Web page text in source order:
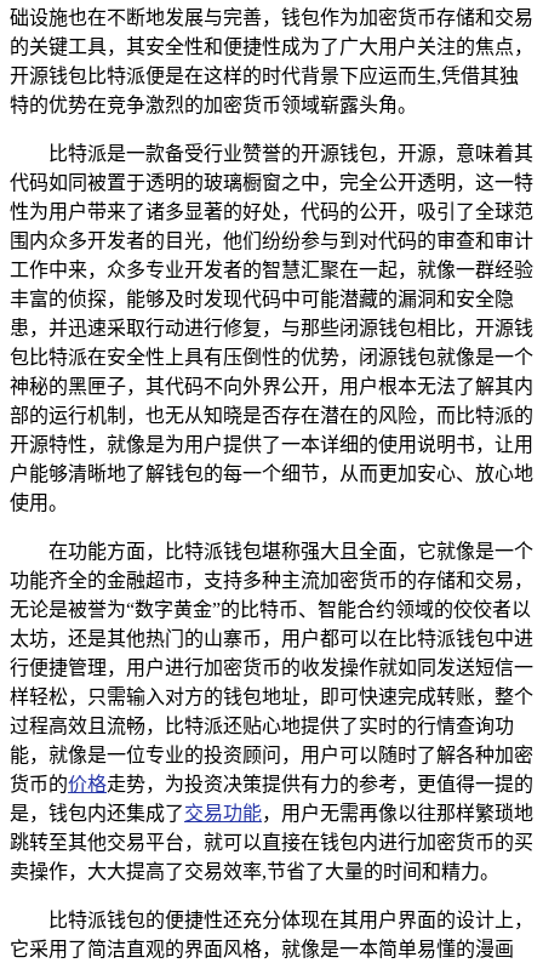
础设施也在不断地发展与完善，钱包作为加密货币存储和交易
的关键工具，其安全性和便捷性成为了广大用户关注的焦点，
开源钱包比特派便是在这样的时代背景下应运而生,凭借其独
特的优势在竞争激烈的加密货币领域崭露头角。
比特派是一款备受行业赞誉的开源钱包，开源，意味着其
代码如同被置于透明的玻璃橱窗之中，完全公开透明，这一特
性为用户带来了诸多显著的好处，代码的公开，吸引了全球范
围内众多开发者的目光，他们纷纷参与到对代码的审查和审计
工作中来，众多专业开发者的智慧汇聚在一起，就像一群经验
丰富的侦探，能够及时发现代码中可能潜藏的漏洞和安全隐
患，并迅速采取行动进行修复，与那些闭源钱包相比，开源钱
包比特派在安全性上具有压倒性的优势，闭源钱包就像是一个
神秘的黑匣子，其代码不向外界公开，用户根本无法了解其内
部的运行机制，也无从知晓是否存在潜在的风险，而比特派的
开源特性，就像是为用户提供了一本详细的使用说明书，让用
户能够清晰地了解钱包的每一个细节，从而更加安心、放心地
使用。
在功能方面，比特派钱包堪称强大且全面，它就像是一个
功能齐全的金融超市，支持多种主流加密货币的存储和交易，
无论是被誉为“数字黄金”的比特币、智能合约领域的佼佼者以
太坊，还是其他热门的山寨币，用户都可以在比特派钱包中进
行便捷管理，用户进行加密货币的收发操作就如同发送短信一
样轻松，只需输入对方的钱包地址，即可快速完成转账，整个
过程高效且流畅，比特派还贴心地提供了实时的行情查询功
能，就像是一位专业的投资顾问，用户可以随时了解各种加密
货币的价格走势，为投资决策提供有力的参考，更值得一提的
是，钱包内还集成了交易功能，用户无需再像以往那样繁琐地
跳转至其他交易平台，就可以直接在钱包内进行加密货币的买
卖操作，大大提高了交易效率,节省了大量的时间和精力。
比特派钱包的便捷性还充分体现在其用户界面的设计上，
它采用了简洁直观的界面风格，就像是一本简单易懂的漫画